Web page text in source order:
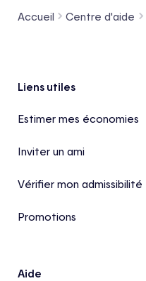
Accueil Centre d'aide
Pied de page
Liens utiles
Estimer mes économies
Inviter un ami
Vérifier mon admissibilité
Promotions
Aide